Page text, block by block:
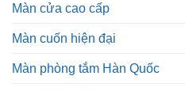
Màn cửa cao cấp
Màn cuốn hiện đại
Màn phòng tắm Hàn Quốc